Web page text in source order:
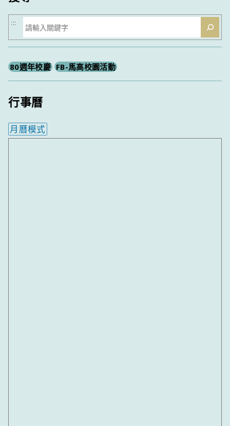
搜
尋
:::
80週年校慶 FB-馬高校園活動
行事曆
月曆模式